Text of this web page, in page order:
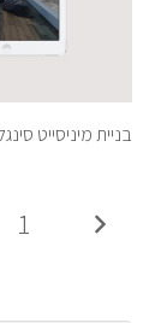
בניית מיניסייט
1